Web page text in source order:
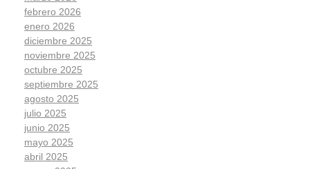
febrero 2026
enero 2026
diciembre 2025
noviembre 2025
octubre 2025
septiembre 2025
agosto 2025
julio 2025
junio 2025
mayo 2025
abril 2025